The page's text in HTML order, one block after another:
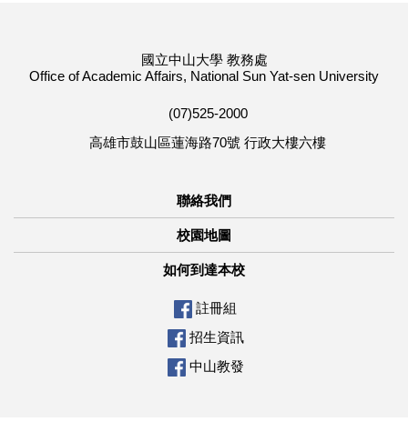
國立中山大學 教務處
Office of Academic Affairs, National Sun Yat-sen University
(07)525-2000
高雄市鼓山區蓮海路70號 行政大樓六樓
聯絡我們
校園地圖
如何到達本校
註冊組
招生資訊
中山教發